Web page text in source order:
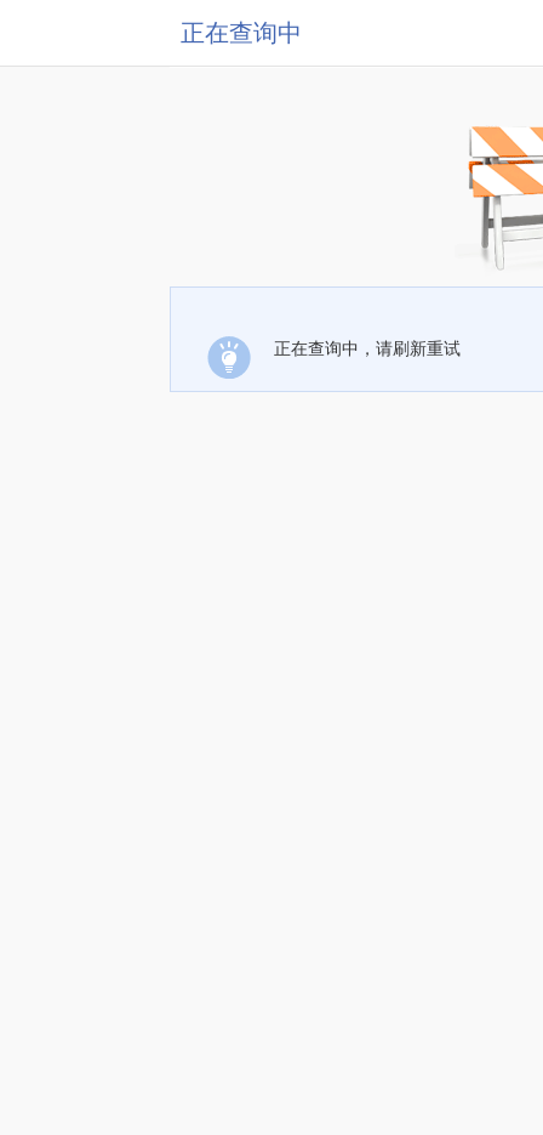
正在查询中
正在查询中，请刷新重试